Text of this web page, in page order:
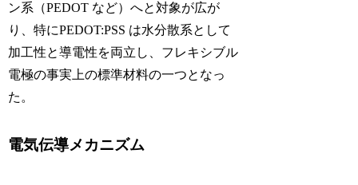
ン系（PEDOT など）へと対象が広が
り、特にPEDOT:PSS は水分散系として
加工性と導電性を両立し、フレキシブル
電極の事実上の標準材料の一つとなっ
た。
電気伝導メカニズム